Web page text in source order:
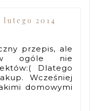
lutego 2014
przepis, ale
ogóle nie
Dlatego
Wcześniej
domowymi